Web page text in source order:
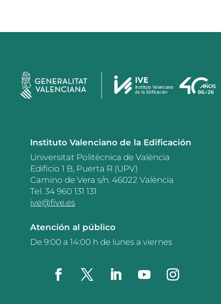
Instituto Valenciano de la Edificación
Universitat Politècnica de València
Edificio 1 B, Puerta R (UPV)
Camino de Vera s/n. 46022 València
Tel. 34 960 131 131
ive@five.es
Atención al público
De 9:00 a 14:00 h de lunes a viernes